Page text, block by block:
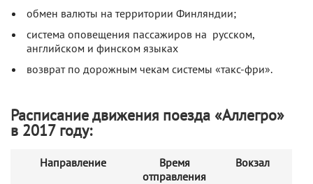
обмен валюты на территории Финляндии;
система оповещения пассажиров на русском,
английском и финском языках
возврат по дорожным чекам системы «такс-фри».
Расписание движения поезда «Аллегро»
в 2017 году:
Направление
Время
отправления
Вокзал